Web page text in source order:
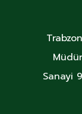
Sanayi